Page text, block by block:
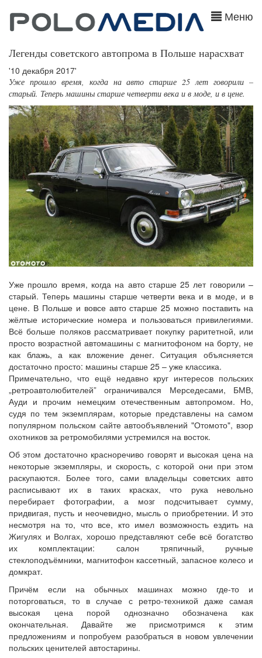
Меню
Легенды советского автопрома в Польше нарасхват
'10 декабря 2017'
Уже прошло время, когда на авто старше 25 лет говорили –
старый. Теперь машины старше четверти века и в моде, и в цене.
Уже прошло время, когда на авто старше 25 лет говорили –
старый. Теперь машины старше четверти века и в моде, и в
цене. В Польше и вовсе авто старше 25 можно поставить на
жёлтые исторические номера и пользоваться привилегиями.
Всё больше поляков рассматривает покупку раритетной, или
просто возрастной автомашины с магнитофоном на борту, не
как блажь, а как вложение денег. Ситуация объясняется
достаточно просто: машины старше 25 – уже классика.
Примечательно, что ещё недавно круг интересов польских
„ретроавтолюбителей” ограничивался Мерседесами, БМВ,
Ауди и прочим немецким отечественным автопромом. Но,
судя по тем экземплярам, которые представлены на самом
популярном польском сайте автообъявлений "Отомото", взор
охотников за ретромобилями устремился на восток.
Об этом достаточно красноречиво говорят и высокая цена на
некоторые экземпляры, и скорость, с которой они при этом
раскупаются. Более того, сами владельцы советских авто
расписывают их в таких красках, что рука невольно
перебирает фотографии, а мозг подсчитывает сумму,
придвигая, пусть и неочевидно, мысль о приобретении. И это
несмотря на то, что все, кто имел возможность ездить на
Жигулях и Волгах, хорошо представляют себе всё богатство
их комплектации: салон тряпичный, ручные
стеклоподъёмники, магнитофон кассетный, запасное колесо и
домкрат.
Причём если на обычных машинах можно где-то и
поторговаться, то в случае с ретро-техникой даже самая
высокая цена порой однозначно обозначена как
окончательная. Давайте же присмотримся к этим
предложениям и попробуем разобраться в новом увлечении
польских ценителей автостарины.